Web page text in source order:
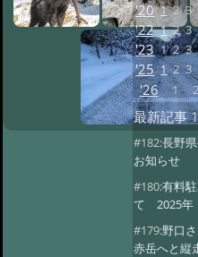
'20 1 2 3
'22 1 2 3
'23 1 2 3
'25 1 2 3
'26 1 2
最新記事
#182:長野
お知らせ
#180:有料
て 2025年
#179:野口
赤岳へと縦